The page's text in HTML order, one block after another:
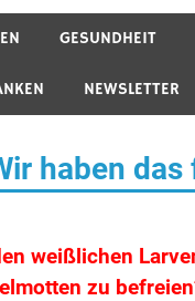
GESUNDHEIT
NEWSLETTER
haben das
weißlichen
zu